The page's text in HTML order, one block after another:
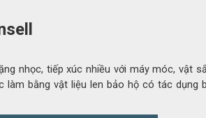
nhọc, tiếp xúc nhiều với máy móc, vật
bằng vật liệu len bảo hộ có tác dụng